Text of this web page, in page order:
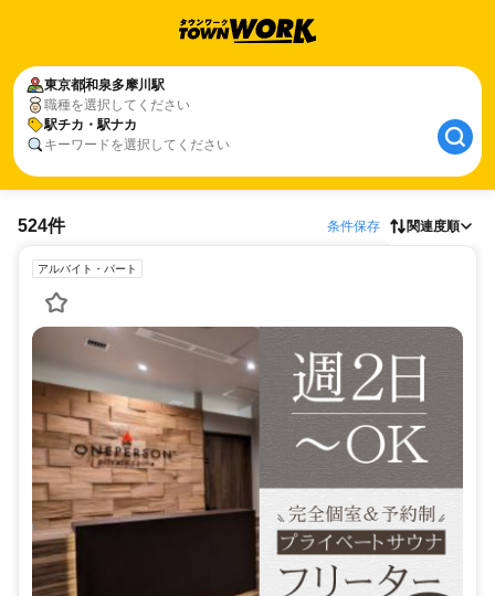
東京都和泉多摩川駅
職種を選択してください
駅チカ・駅ナカ
キーワードを選択してください
524件 条件保存 関連度順
アルバイト・パート